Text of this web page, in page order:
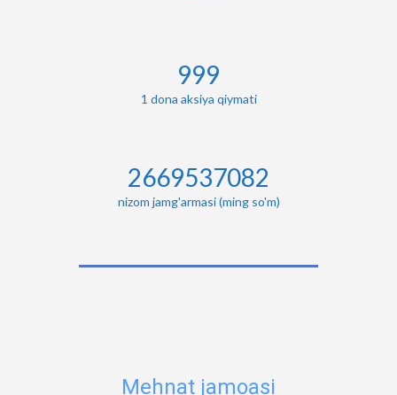
1000
1 dona aksiya qiymati
2671404000
nizom jamg'armasi (ming so'm)
Mehnat jamoasi